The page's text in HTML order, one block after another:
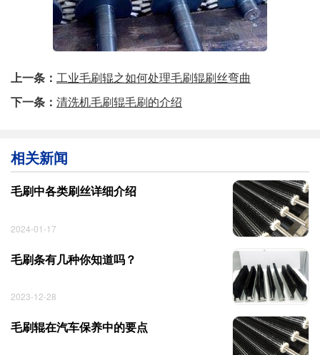
上一条： 工业毛刷辊之如何处理毛刷辊刷丝弯曲
下一条： 清洗机毛刷辊毛刷的介绍
相关新闻
毛刷中各类刷丝详细介绍
2024-01-17
毛刷条有几种你知道吗？
2023-12-28
毛刷辊在汽车保养中的要点